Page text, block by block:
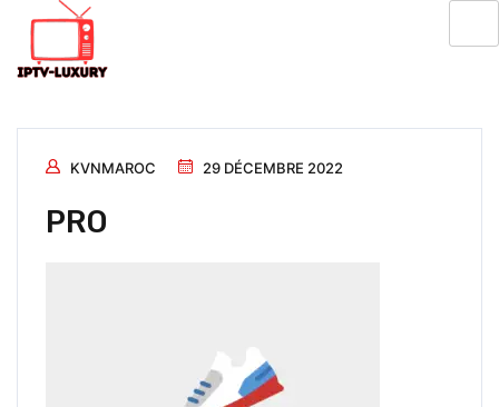
KVNMAROC 29 DÉCEMBRE 2022
PRO